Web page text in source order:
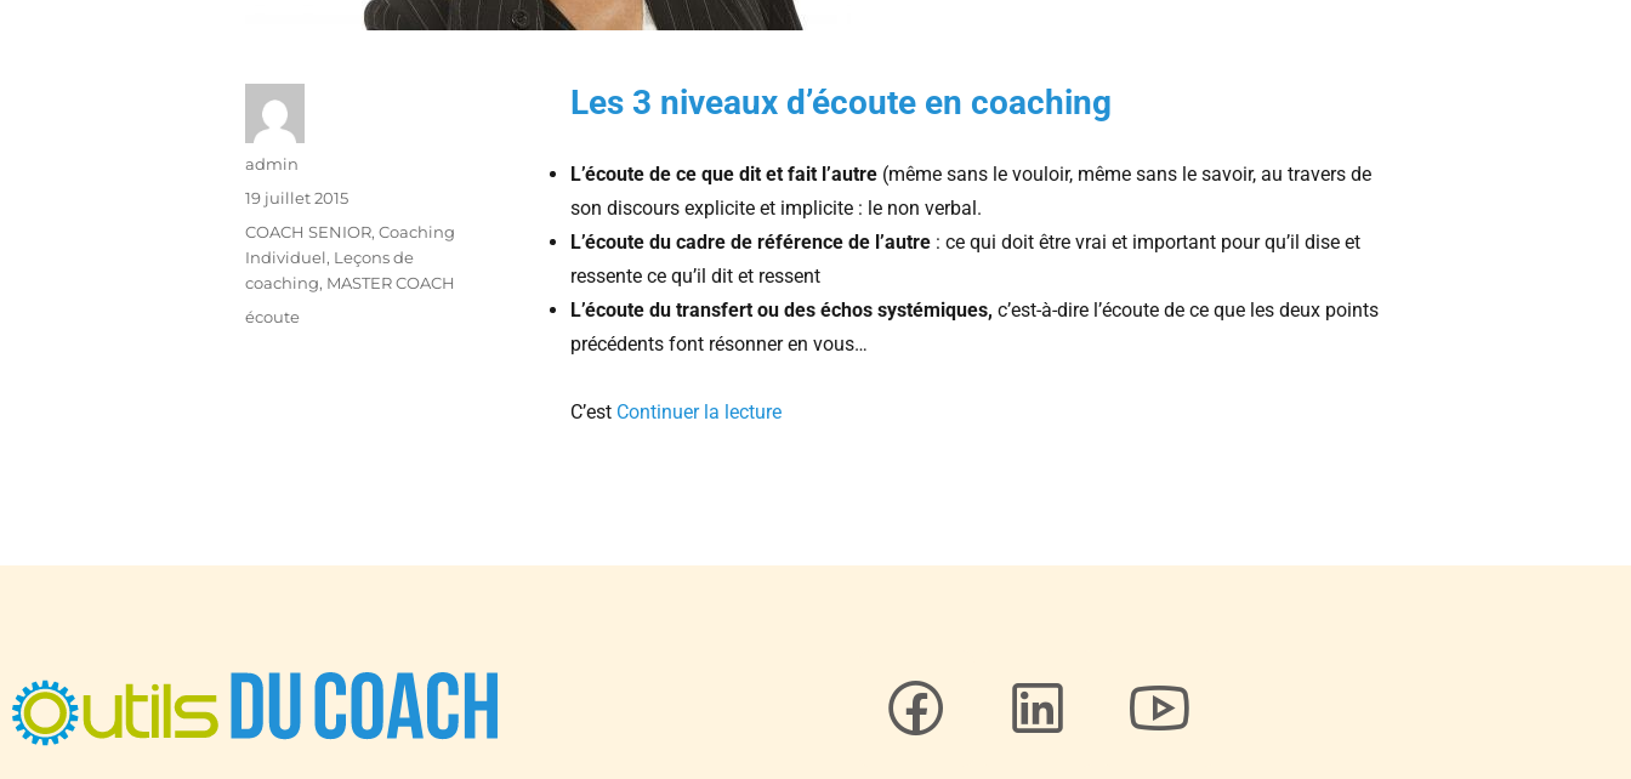
Les 3 niveaux d’écoute en coaching
L’écoute de ce que dit et fait l’autre (même sans le vouloir, même sans le savoir, au travers de
son discours explicite et implicite : le non verbal.
L’écoute du cadre de référence de l’autre : ce qui doit être vrai et important pour qu’il dise et
ressente ce qu’il dit et ressent
L’écoute du transfert ou des échos systémiques, c’est-à-dire l’écoute de ce que les deux points
précédents font résonner en vous…
C’est Continuer la lecture
admin
19 juillet 2015
COACH SENIOR, Coaching
Individuel, Leçons de
coaching, MASTER COACH
écoute